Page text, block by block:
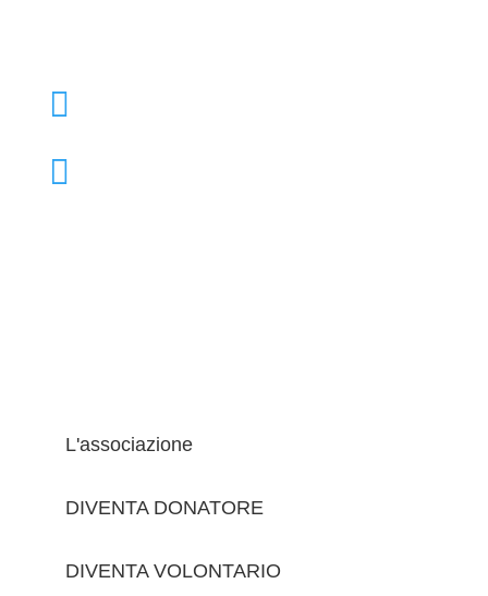


L'associazione
DIVENTA DONATORE
DIVENTA VOLONTARIO